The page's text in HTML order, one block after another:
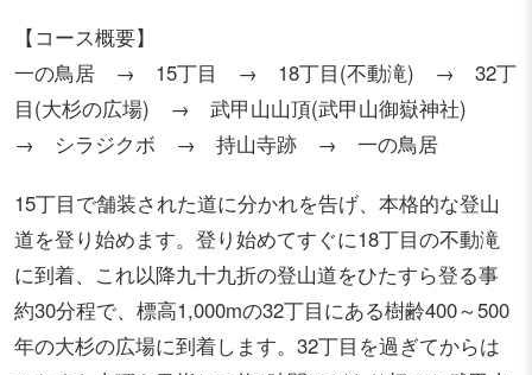
【コース概要】
一の鳥居 → 15丁目 → 18丁目(不動滝) → 32丁
目(大杉の広場) → 武甲山山頂(武甲山御嶽神社)
→ シラジクボ → 持山寺跡 → 一の鳥居
15丁目で舗装された道に分かれを告げ、本格的な登山
道を登り始めます。登り始めてすぐに18丁目の不動滝
に到着、これ以降九十九折の登山道をひたすら登る事
約30分程で、標高1,000mの32丁目にある樹齢400～500
年の大杉の広場に到着します。32丁目を過ぎてからは